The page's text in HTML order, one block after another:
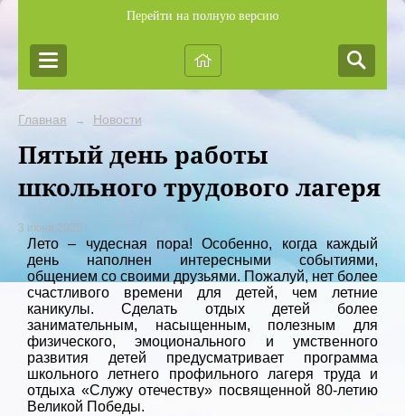
Перейти на полную версию
Главная → Новости
Пятый день работы
школьного трудового лагеря
3 июня 2025 г.
Лето – чудесная пора! Особенно, когда каждый
день наполнен интересными событиями,
общением со своими друзьями. Пожалуй, нет более
счастливого времени для детей, чем летние
каникулы. Сделать отдых детей более
занимательным, насыщенным, полезным для
физического, эмоционального и умственного
развития детей предусматривает программа
школьного летнего профильного лагеря труда и
отдыха «Служу отечеству» посвященной 80-летию
Великой Победы.